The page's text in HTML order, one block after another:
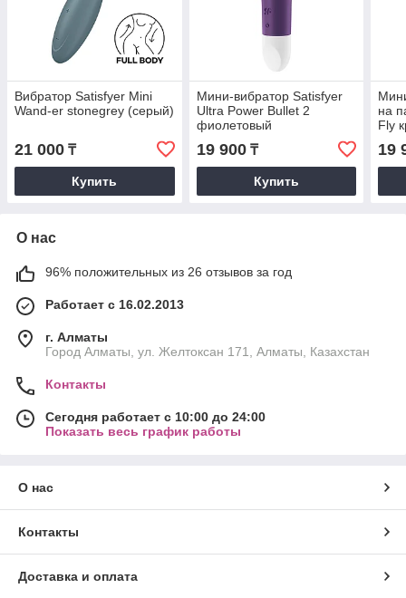
Вибратор Satisfyer Mini
Wand-er stonegrey (серый)
21 000 ₸
Купить
Мини-вибратор Satisfyer
Ultra Power Bullet 2
фиолетовый
19 900₸
Купить
на
Fly
19
О нас
96% положительных из 26 отзывов за год
Работает с 16.02.2013
г. Алматы
Город Алматы, ул. Желтоксан 171, Алматы, Казахстан
Контакты
Сегодня работает с 10:00 до 24:00
Показать весь график работы
О нас
Контакты
Доставка и оплата